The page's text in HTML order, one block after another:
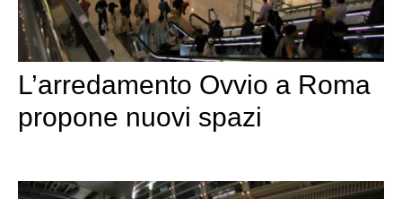
L’arredamento Ovvio a Roma
propone nuovi spazi